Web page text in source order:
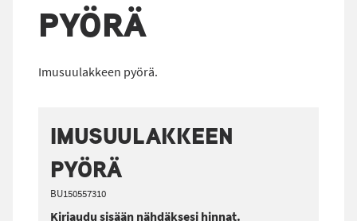
PYÖRÄ
Imusuulakkeen pyörä.
IMUSUULAKKEEN
PYÖRÄ
BU150557310
Kirjaudu sisään nähdäksesi hinnat.